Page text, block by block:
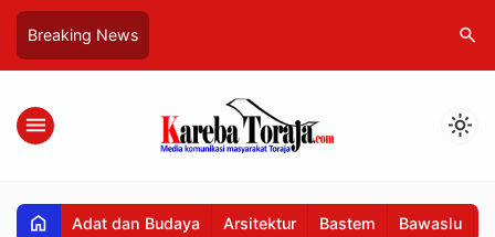
Breaking News search
menu light_mode
home Adat dan Budaya Arsitektur Bastem Bawaslu